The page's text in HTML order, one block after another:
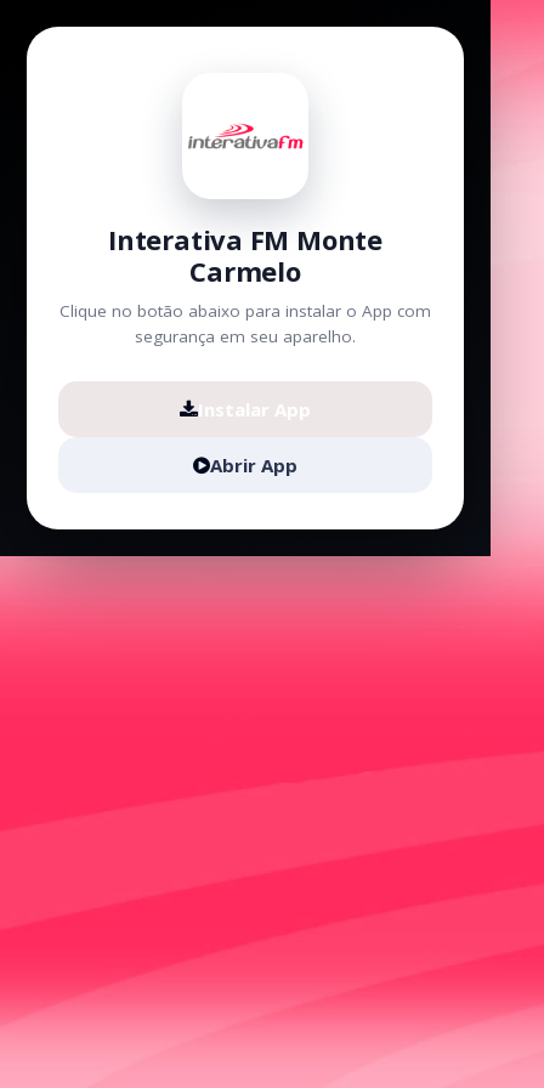
Interativa FM Monte
Carmelo
Clique no botão abaixo para instalar o App com
segurança em seu aparelho.
Instalar App
Abrir App